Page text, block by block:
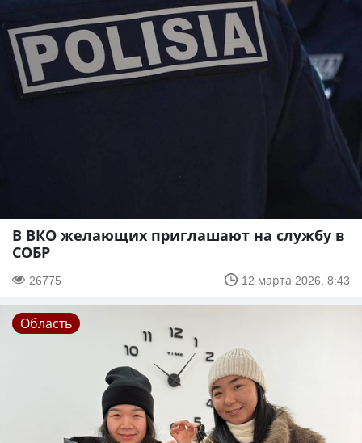
В ВКО желающих приглашают на службу в
СОБР
26775 12 марта 2026, 8:43
Область